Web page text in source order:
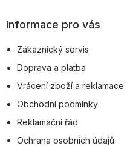
pInformace pro vás
Zákaznický servis
Doprava a platba
Vrácení zboží a reklamace
Obchodní podmínky
Reklamační řád
Ochrana osobních údajů